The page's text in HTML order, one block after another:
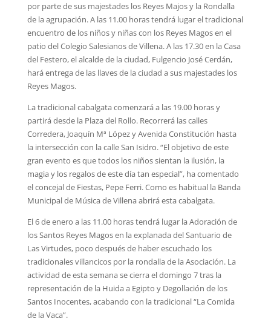
por parte de sus majestades los Reyes Majos y la Rondalla
de la agrupación. A las 11.00 horas tendrá lugar el tradicional
encuentro de los niños y niñas con los Reyes Magos en el
patio del Colegio Salesianos de Villena. A las 17.30 en la Casa
del Festero, el alcalde de la ciudad, Fulgencio José Cerdán,
hará entrega de las llaves de la ciudad a sus majestades los
Reyes Magos.
La tradicional cabalgata comenzará a las 19.00 horas y
partirá desde la Plaza del Rollo. Recorrerá las calles
Corredera, Joaquín Mª López y Avenida Constitución hasta
la intersección con la calle San Isidro. “El objetivo de este
gran evento es que todos los niños sientan la ilusión, la
magia y los regalos de este día tan especial”, ha comentado
el concejal de Fiestas, Pepe Ferri. Como es habitual la Banda
Municipal de Música de Villena abrirá esta cabalgata.
El 6 de enero a las 11.00 horas tendrá lugar la Adoración de
los Santos Reyes Magos en la explanada del Santuario de
Las Virtudes, poco después de haber escuchado los
tradicionales villancicos por la rondalla de la Asociación. La
actividad de esta semana se cierra el domingo 7 tras la
representación de la Huida a Egipto y Degollación de los
Santos Inocentes, acabando con la tradicional “La Comida
de la Vaca”.